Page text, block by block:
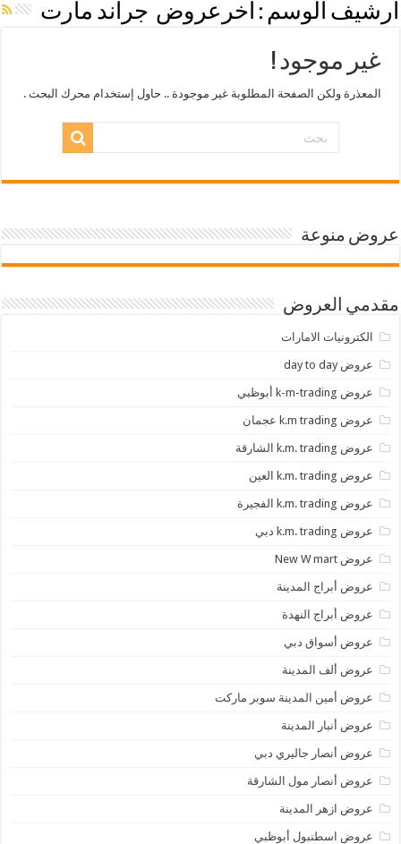
أرشيف الوسم : اخرعروض جراند مارت
غير موجود !
المعذرة ولكن الصفحة المطلوبة غير موجودة .. حاول إستخدام محرك البحث .
عروض منوعة
مقدمي العروض
الكترونيات الامارات
عروض day to day
عروض k-m-trading أبوظبي
عروض k.m trading عجمان
عروض k.m. trading الشارقة
عروض k.m. trading العين
عروض k.m. trading الفجيرة
عروض k.m. trading دبي
عروض New W mart
عروض أبراج المدينة
عروض أبراج النهدة
عروض أسواق دبي
عروض ألف المدينة
عروض أمين المدينة سوبر ماركت
عروض أنبار المدينة
عروض أنصار جاليري دبي
عروض أنصار مول الشارقة
عروض ازهر المدينة
عروض اسطنبول أبوظبي